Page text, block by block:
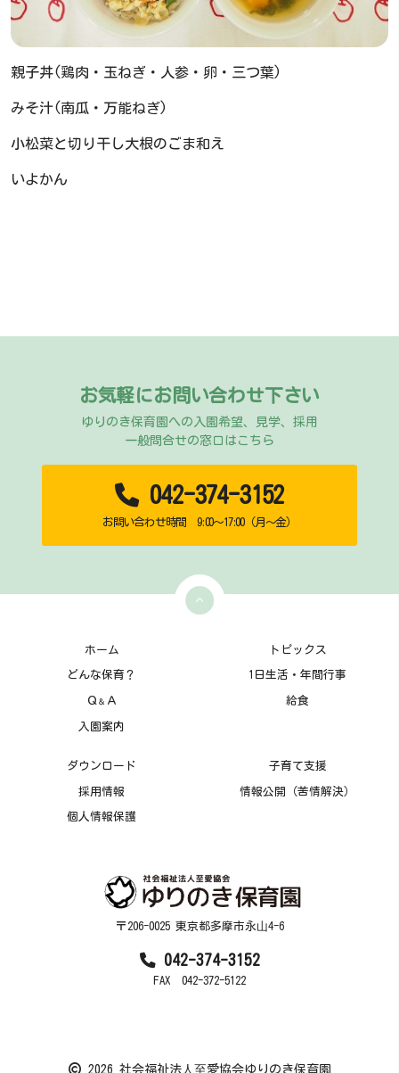
親子丼(鶏肉・玉ねぎ・人参・卵・三つ葉)
みそ汁(南瓜・万能ねぎ)
小松菜と切り干し大根のごま和え
いよかん
お気軽にお問い合わせ下さい
ゆりのき保育園への入園希望、見学、採用
一般問合せの窓口はこちら
042-374-3152
お問い合わせ時間 9:00～17:00（月～金）
ホーム トピックス
どんな保育？ 1日生活・年間行事
Ｑ ＆ Ａ 給食
入園案内
ダウンロード 子育て支援
採用情報 情報公開（苦情解決）
個人情報保護
〒206-0025 東京都多摩市永⼭4-6
042-374-3152
FAX 042-372-5122
2026 社会福祉法⼈⾄愛協会ゆりのき保育園